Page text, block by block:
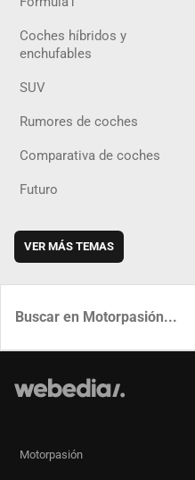
Coches híbridos y
enchufables
SUV
Rumores de coches
Comparativa de coches
Futuro
VER MÁS TEMAS
Motorpasión